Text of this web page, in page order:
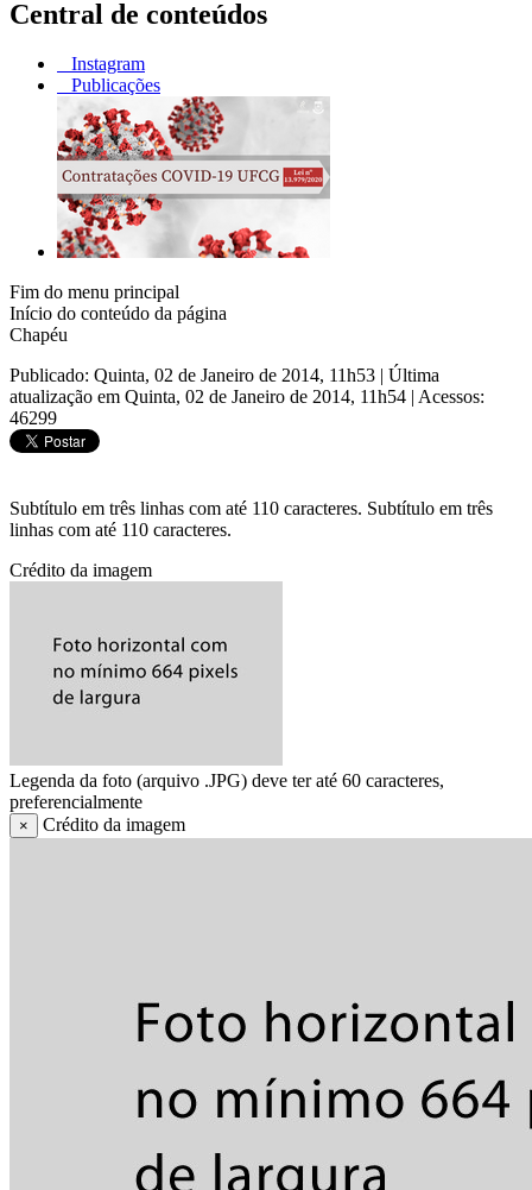
Central de conteúdos
Instagram
Publicações
Fim do menu principal
Início do conteúdo da página
Chapéu
Publicado: Quinta, 02 de Janeiro de 2014, 11h53 | Última
atualização em Quinta, 02 de Janeiro de 2014, 11h54 | Acessos:
46299
Subtítulo em três linhas com até 110 caracteres. Subtítulo em três
linhas com até 110 caracteres.
Crédito da imagem
Legenda da foto (arquivo .JPG) deve ter até 60 caracteres,
preferencialmente
× Crédito da imagem